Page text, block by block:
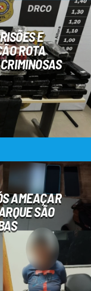
E
ROTA
AMEAÇAR
SÃO